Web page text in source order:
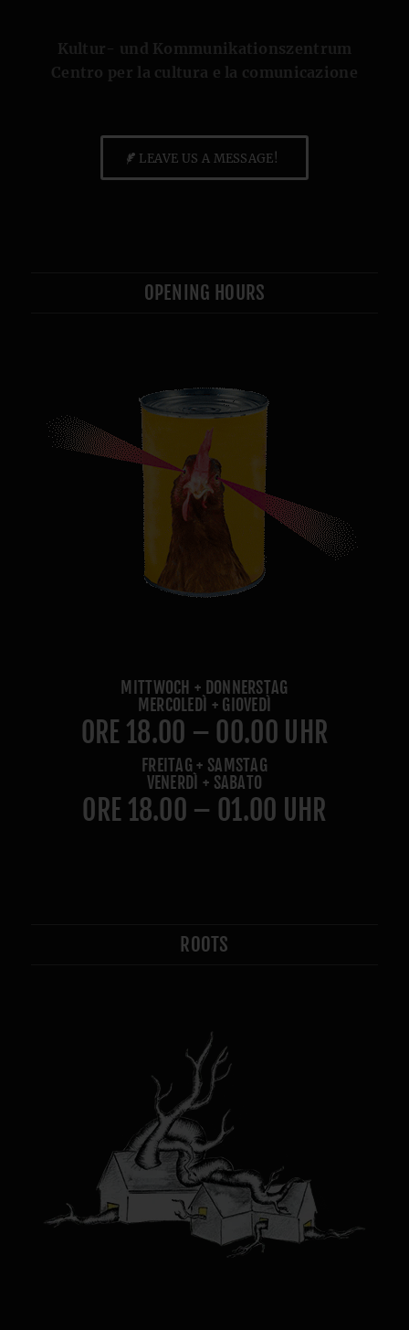
Kultur- und Kommunikationszentrum
Centro per la cultura e la comunicazione
LEAVE US A MESSAGE!
OPENING HOURS
MITTWOCH + DONNERSTAG
MERCOLEDÌ + GIOVEDÌ
ORE 18.00 – 00.00 UHR
FREITAG + SAMSTAG
VENERDÌ + SABATO
ORE 18.00 – 01.00 UHR
ROOTS